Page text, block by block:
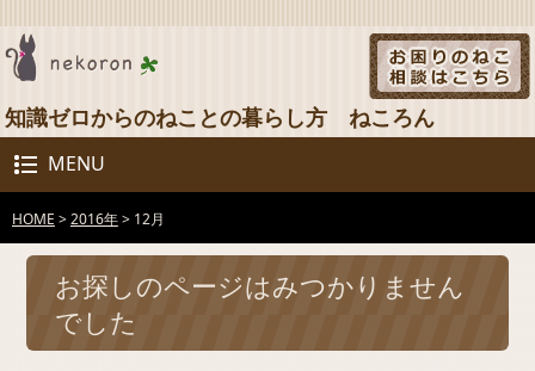
知識ゼロからのねことの暮らし方 ねころん
MENU
HOME >2016年> 12月
お探しのページはみつかりません
でした